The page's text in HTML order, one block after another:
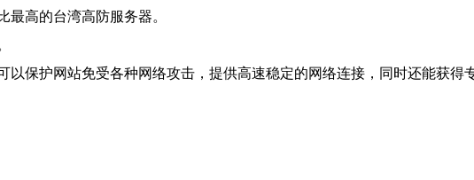
高的台湾高防服务器。
保护网站免受各种网络攻击，提供高速稳定的网络连接，同时还能获得